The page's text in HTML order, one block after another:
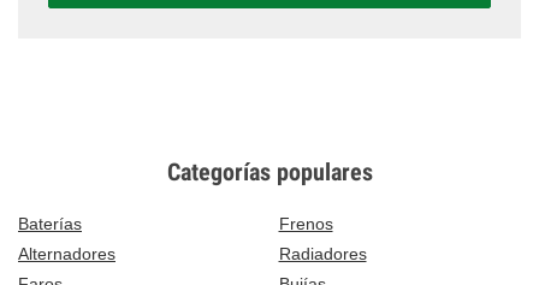
Categorías populares
Baterías
Frenos
Alternadores
Radiadores